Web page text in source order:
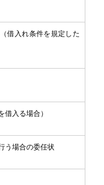
借入れ条件を規定した
借入る場合）
う場合の委任状